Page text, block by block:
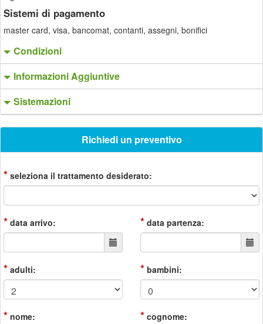
Sistemi di pagamento
master card, visa, bancomat, contanti, assegni, bonifici
Condizioni
Informazioni Aggiuntive
Sistemazioni
Richiedi un preventivo
* seleziona il trattamento desiderato:
* data arrivo: * data partenza:
* adulti: * bambini:
* nome: * cognome: